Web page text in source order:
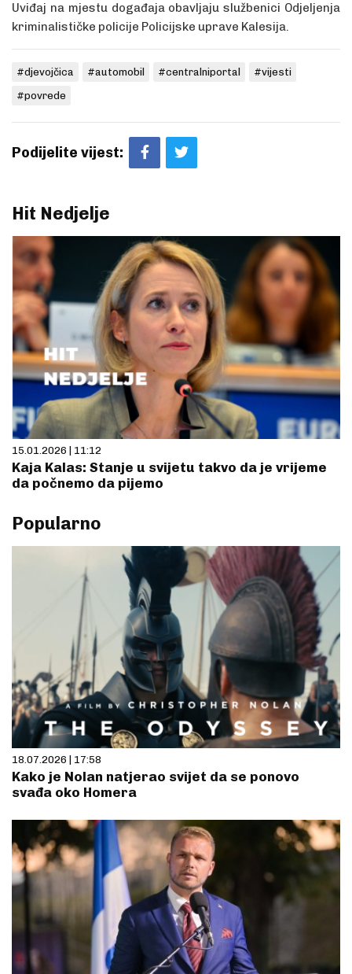
Uviđaj na mjestu događaja obavljaju službenici Odjeljenja
kriminalističke policije Policijske uprave Kalesija.
#djevojčica #automobil #centralniportal
#vijesti
#povrede
Podijelite vijest:
Hit Nedjelje
15.01.2026 | 11:12
Kaja Kalas: Stanje u svijetu takvo da je vrijeme
da počnemo da pijemo
Popularno
18.07.2026 | 17:58
Kako je Nolan natjerao svijet da se ponovo
svađa oko Homera